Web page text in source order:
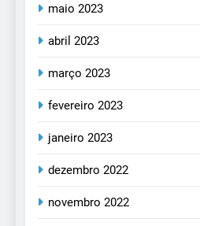
maio 2023
abril 2023
março 2023
fevereiro 2023
janeiro 2023
dezembro 2022
novembro 2022